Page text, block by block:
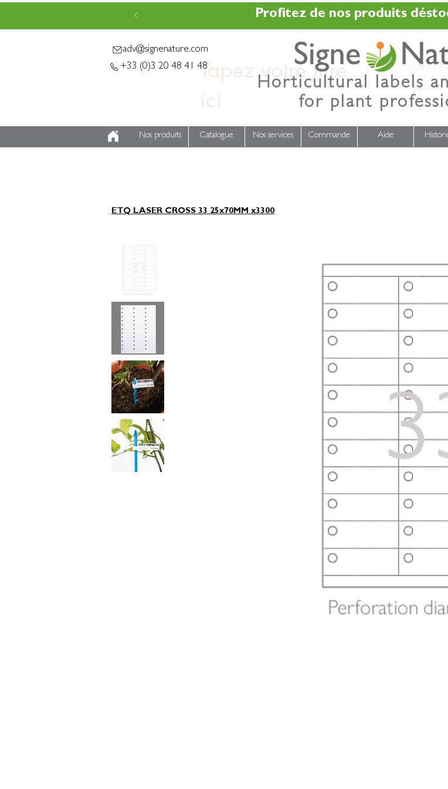
Profitez de nos produits
Tapez votre titre
Faites
Cliquez
ajouter
adv@signenature.com
+33 (0)3 20 48 41 48
Horticultural labels
for plant
Nos produits Catalogue Nos services Commande Aide
ETQ LASER CROSS 33 25x70MM x3300